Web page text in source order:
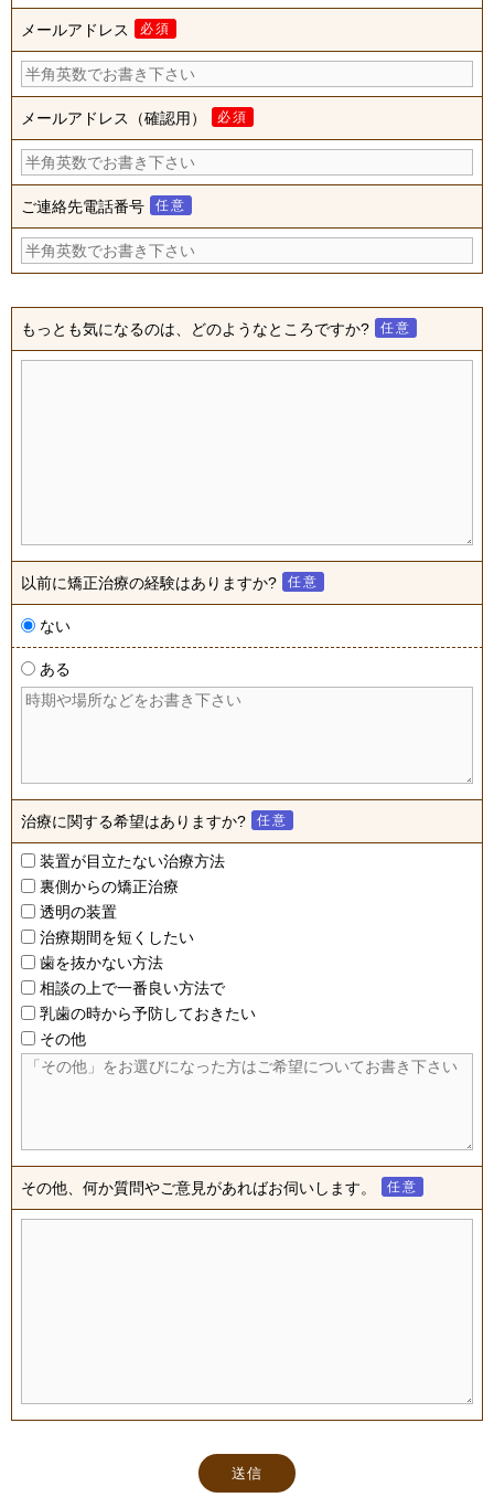
メールアドレス 必須
メールアドレス（確認用） 必須
ご連絡先電話番号 任意
もっとも気になるのは、どのようなところですか? 任意
以前に矯正治療の経験はありますか? 任意
ない
ある
治療に関する希望はありますか? 任意
装置が目立たない治療方法
裏側からの矯正治療
透明の装置
治療期間を短くしたい
歯を抜かない方法
相談の上で一番良い方法で
乳歯の時から予防しておきたい
その他
その他、何か質問やご意見があればお伺いします。 任意